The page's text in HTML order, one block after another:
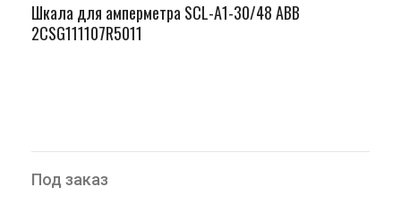
Шкала для амперметра SCL-A1-30/48 ABB
2CSG111107R5011
Под заказ